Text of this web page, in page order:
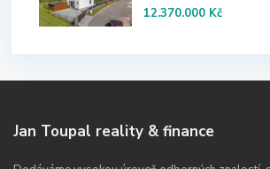
12.370.000 Kč
Jan Toupal reality & finance